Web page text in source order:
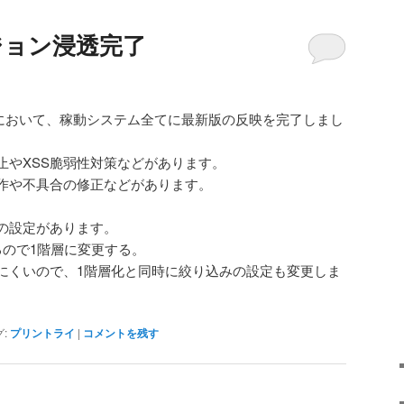
ン浸透完了
いて、稼動システム全てに最新版の反映を完了しまし
XSS脆弱性対策などがあります。
不具合の修正などがあります。
定があります。
で1階層に変更する。
くいので、1階層化と同時に絞り込みの設定も変更しま
: プリントライ | コメントを残す